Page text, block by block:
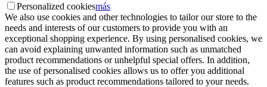
Personalized cookiesmás
We also use cookies and other technologies to tailor our store to the
needs and interests of our customers to provide you with an
exceptional shopping experience. By using personalised cookies, we
can avoid explaining unwanted information such as unmatched
product recommendations or unhelpful special offers. In addition,
the use of personalised cookies allows us to offer you additional
features such as product recommendations tailored to your needs.